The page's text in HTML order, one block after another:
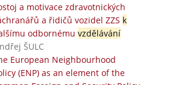
a motivace zdravotnických
a řidičů vozidel ZZS k
odbornému vzdělávání
ŠULC
European Neighbourhood
(ENP) as an element of the